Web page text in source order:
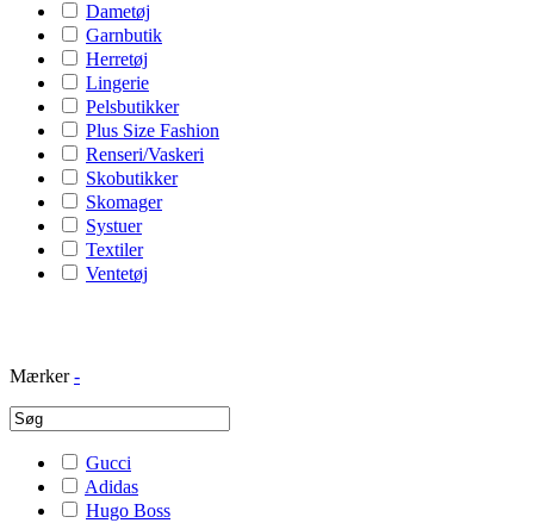
Dametøj
Garnbutik
Herretøj
Lingerie
Pelsbutikker
Plus Size Fashion
Renseri/Vaskeri
Skobutikker
Skomager
Systuer
Textiler
Ventetøj
Mærker -
Gucci
Adidas
Hugo Boss